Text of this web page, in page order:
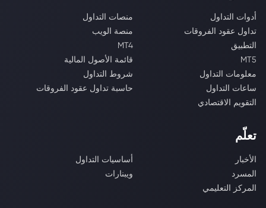
أدوات التداول
منصات التداول
تداول عقود الفروقات
منصة الويب
التطبيق
MT4
MT5
قائمة الأصول المالية
معلومات التداول
شروط التداول
ساعات التداول
حاسبة تداول عقود الفروقات
التقويم الاقتصادي
تعلّم
الأخبار
أساسيات التداول
المسرد
ويبنارات
المركز التعليمي